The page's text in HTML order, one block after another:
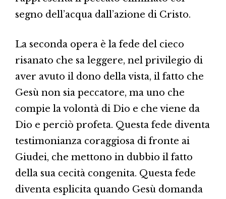
segno dell’acqua dall’azione di Cristo.
La seconda opera è la fede del cieco
risanato che sa leggere, nel privilegio di
aver avuto il dono della vista, il fatto che
Gesù non sia peccatore, ma uno che
compie la volontà di Dio e che viene da
Dio e perciò profeta. Questa fede diventa
testimonianza coraggiosa di fronte ai
Giudei, che mettono in dubbio il fatto
della sua cecità congenita. Questa fede
diventa esplicita quando Gesù domanda